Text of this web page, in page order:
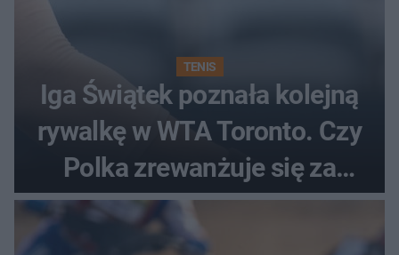
TENIS
Iga Świątek poznała kolejną
rywalkę w WTA Toronto. Czy
Polka zrewanżuje się za
ostatnią porażkę?